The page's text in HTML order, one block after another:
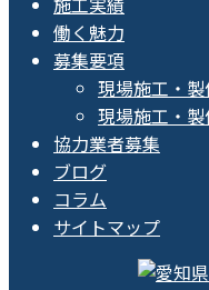
働く魅力
募集要項
現場施工・
現場施工・
協力業者募集
ブログ
コラム
サイトマップ